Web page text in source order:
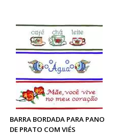
BARRA BORDADA PARA PANO
DE PRATO COM VIÉS